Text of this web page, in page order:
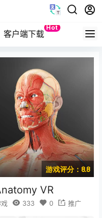
客户端下载
Hot
Quest
游戏评分：8.8
VR
333 0 推广